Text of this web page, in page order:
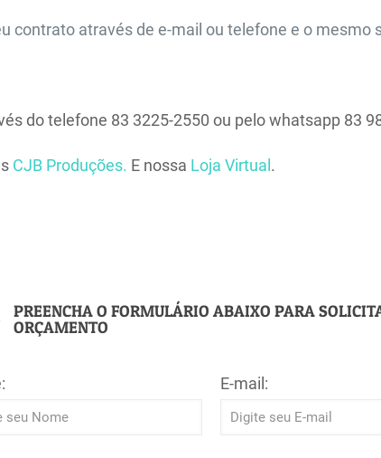
contrato através de e-mail ou telefone e o mesmo
do telefone 83 3225-2550 ou pelo whatsapp 83
CJB Produções. E nossa Loja Virtual .
PREENCHA O FORMULÁRIO ABAIXO PARA
ORÇAMENTO
E-mail: